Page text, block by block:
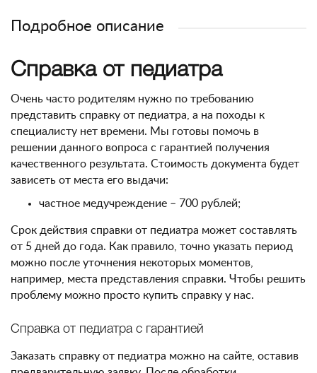
Подробное описание
Справка от педиатра
Очень часто родителям нужно по требованию
представить справку от педиатра, а на походы к
специалисту нет времени. Мы готовы помочь в
решении данного вопроса с гарантией получения
качественного результата. Стоимость документа будет
зависеть от места его выдачи:
частное медучреждение – 700 рублей;
Срок действия справки от педиатра может составлять
от 5 дней до года. Как правило, точно указать период
можно после уточнения некоторых моментов,
например, места представления справки. Чтобы решить
проблему можно просто купить справку у нас.
Справка от педиатра с гарантией
Заказать справку от педиатра можно на сайте, оставив